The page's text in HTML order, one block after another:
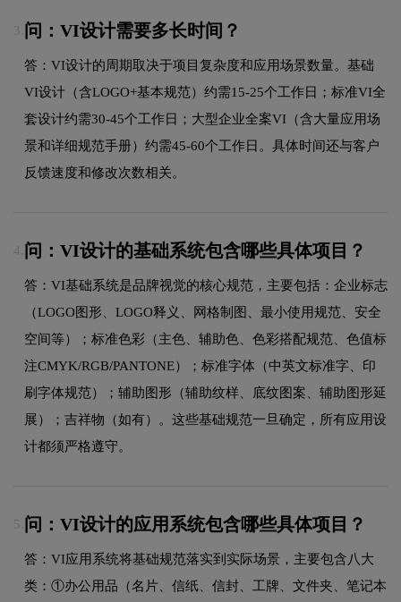
3. 问：VI设计需要多长时间？
答：VI设计的周期取决于项目复杂度和应用场景数量。基础
VI设计（含LOGO+基本规范）约需15-25个工作日；标准VI全
套设计约需30-45个工作日；大型企业全案VI（含大量应用场
景和详细规范手册）约需45-60个工作日。具体时间还与客户
反馈速度和修改次数相关。
4. 问：VI设计的基础系统包含哪些具体项目？
答：VI基础系统是品牌视觉的核心规范，主要包括：企业标志
（LOGO图形、LOGO释义、网格制图、最小使用规范、安全
空间等）；标准色彩（主色、辅助色、色彩搭配规范、色值标
注CMYK/RGB/PANTONE）；标准字体（中英文标准字、印
刷字体规范）；辅助图形（辅助纹样、底纹图案、辅助图形延
展）；吉祥物（如有）。这些基础规范一旦确定，所有应用设
计都须严格遵守。
5. 问：VI设计的应用系统包含哪些具体项目？
答：VI应用系统将基础规范落实到实际场景，主要包含八大
类：①办公用品（名片、信纸、信封、工牌、文件夹、笔记本